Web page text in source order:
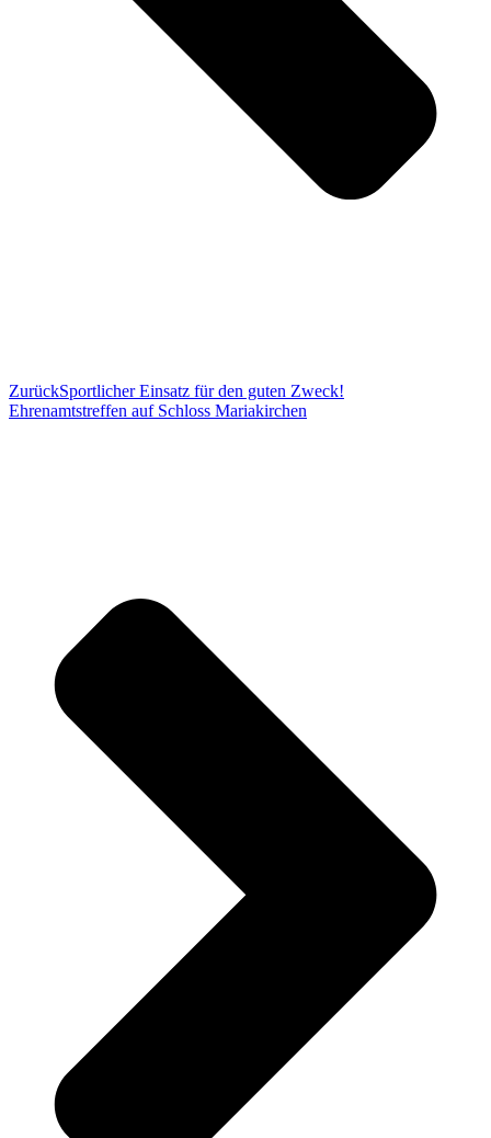
ZurückSportlicher Einsatz für den guten Zweck!
Ehrenamtstreffen auf Schloss Mariakirchen